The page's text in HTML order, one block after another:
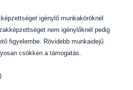
igénylő munkaköröknél
nem igénylőknél pedig
figyelembe. Rövidebb munkaidejű
csökken a támogatás.